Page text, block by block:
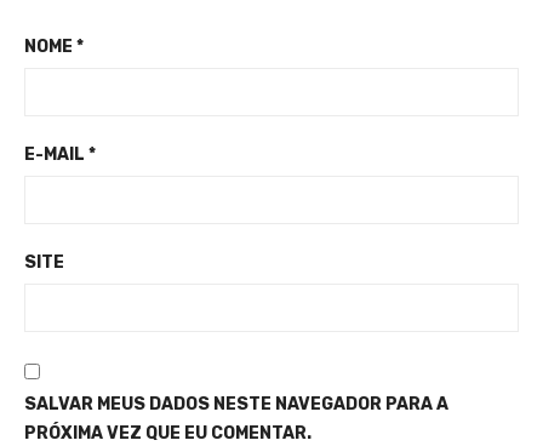
NOME *
E-MAIL *
SITE
SALVAR MEUS DADOS NESTE NAVEGADOR PARA A
PRÓXIMA VEZ QUE EU COMENTAR.